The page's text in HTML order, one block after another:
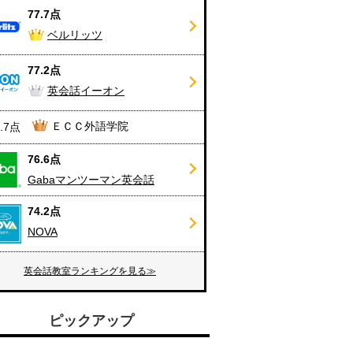
77.7点
ベルリッツ
77.2点
英会話イーオン
点 ＥＣＣ外語学院
76.6点
Gabaマンツーマン英会話
74.2点
NOVA
英会話教室ランキングを見る≫
ピックアップ